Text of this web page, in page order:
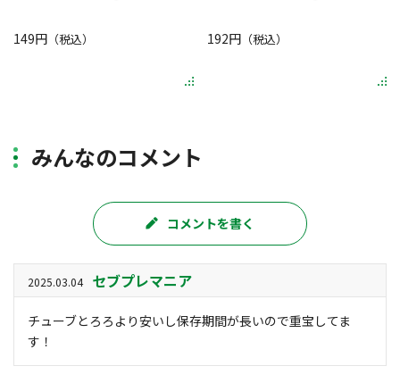
149円 （税込） 192円（税込）
みんなのコメント
コメントを書く
2025.03.04 セブプレマニア
チューブとろろより安いし保存期間が長いので重宝してま
す！